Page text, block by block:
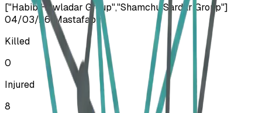
["Habib Hawladar Group","Shamchu Sardar Group"]
04/03/26• Mastafapur
Killed
0
Injured
8